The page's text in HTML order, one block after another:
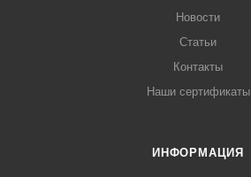
Новости
Статьи
Контакты
Наши сертификаты
ИНФОРМАЦИЯ